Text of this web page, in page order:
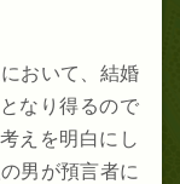
おいて、結婚
なり得るので
えを明白にし
男が預言者に